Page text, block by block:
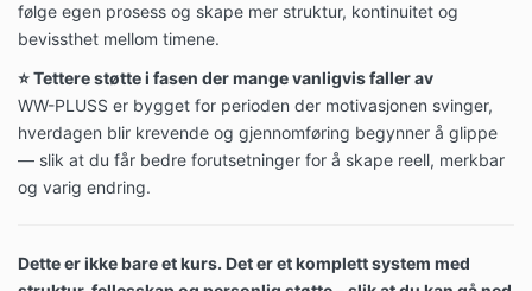
følge egen prosess og skape mer struktur, kontinuitet og
bevissthet mellom timene.
⭐️ Tettere støtte i fasen der mange vanligvis faller av
WW-PLUSS er bygget for perioden der motivasjonen svinger,
hverdagen blir krevende og gjennomføring begynner å glippe
— slik at du får bedre forutsetninger for å skape reell, merkbar
og varig endring.
Dette er ikke bare et kurs. Det er et komplett system med